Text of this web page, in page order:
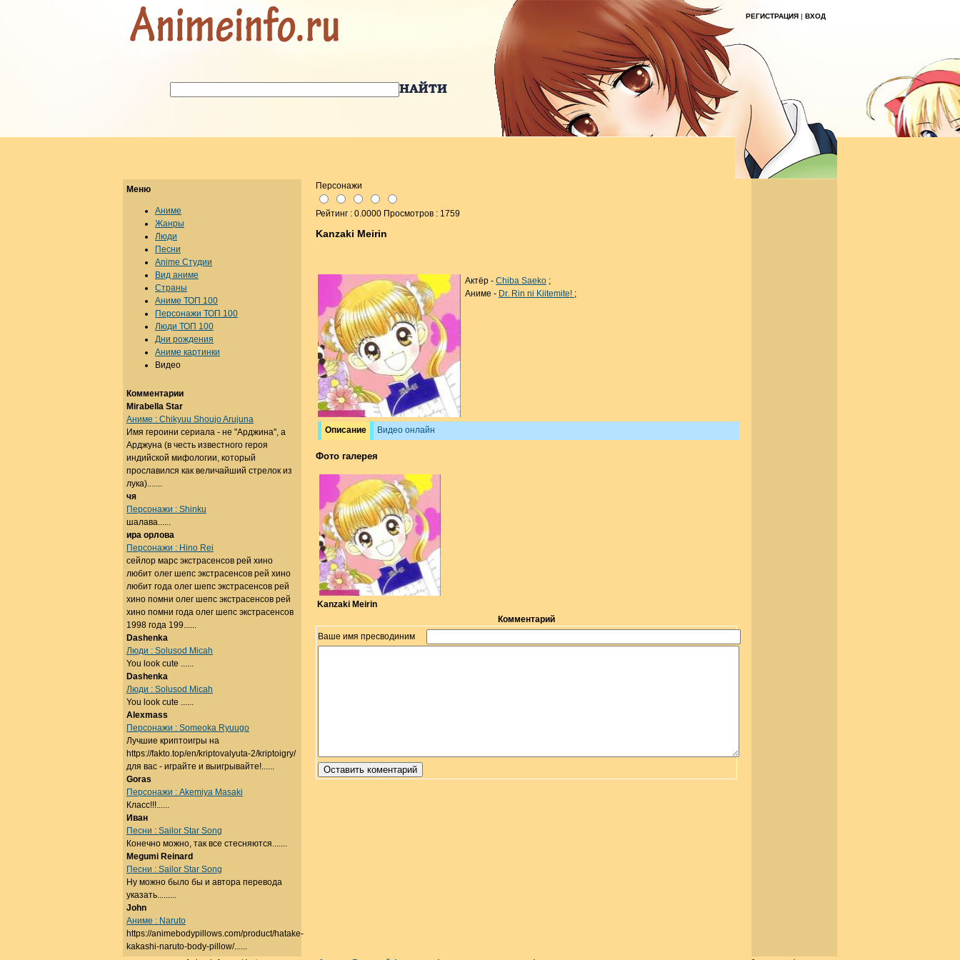
РЕГИСТРАЦИЯ | ВХОД
Персонажи
Рейтинг : 0.0000 Просмотров : 1759
Kanzaki Meirin
Актёр - Chiba Saeko ;
Аниме - Dr. Rin ni Kiitemite! ;
Описание Видео онлайн
Фото галерея
Kanzaki Meirin
Комментарий
Ваше имя пресводиним
Меню
Аниме
Жанры
Люди
Песни
Anime Студии
Вид аниме
Страны
Аниме ТОП 100
Персонажи ТОП 100
Люди ТОП 100
Дни рождения
Аниме картинки
Видео
Комментарии
Mirabella Star
Аниме : Chikyuu Shoujo Arujuna
Имя героини сериала - не "Арджина", а
Арджуна (в честь известного героя
индийской мифологии, который
прославился как величайший стрелок из
лука).......
чя
Персонажи : Shinku
шалава......
ира орлова
Персонажи : Hino Rei
сейлор марс экстрасенсов рей хино
любит олег шепс экстрасенсов рей хино
любит года олег шепс экстрасенсов рей
хино помни олег шепс экстрасенсов рей
хино помни года олег шепс экстрасенсов
1998 года 199......
Dashenka
Люди : Solusod Micah
You look cute ......
Dashenka
Люди : Solusod Micah
You look cute ......
Alexmass
Персонажи : Someoka Ryuugo
Лучшие криптоигры на
https://fakto.top/en/kriptovalyuta-2/kriptoigry/
для вас - играйте и выигрывайте!......
Goras
Персонажи : Akemiya Masaki
Класс!!!......
Иван
Песни : Sailor Star Song
Конечно можно, так все стесняются.......
Megumi Reinard
Песни : Sailor Star Song
Ну можно было бы и автора перевода
указать.........
John
Аниме : Naruto
https://animebodypillows.com/product/hatake-
kakashi-naruto-body-pillow/......